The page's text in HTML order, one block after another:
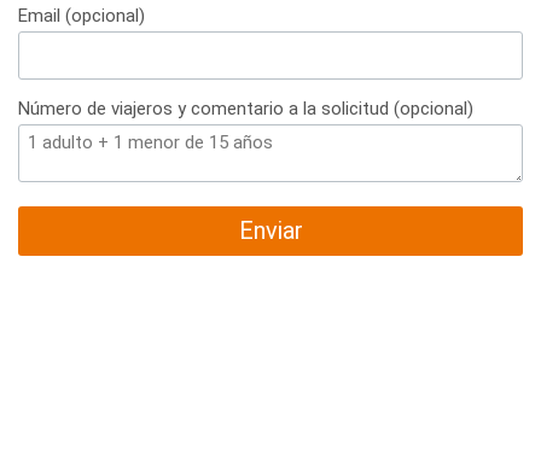
Email (opcional)
Número de viajeros y comentario a la solicitud (opcional)
Enviar